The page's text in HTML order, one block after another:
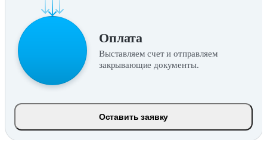
Оплата
Выставляем счет и отправляем
закрывающие документы.
Оставить заявку